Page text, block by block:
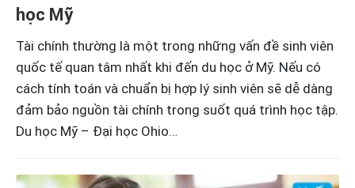
học Mỹ
Tài chính thường là một trong những vấn đề sinh viên
quốc tế quan tâm nhất khi đến du học ở Mỹ. Nếu có
cách tính toán và chuẩn bị hợp lý sinh viên sẽ dễ dàng
đảm bảo nguồn tài chính trong suốt quá trình học tập.
Du học Mỹ – Đại học Ohio…